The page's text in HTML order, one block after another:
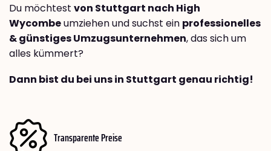
Du möchtest von Stuttgart nach High
Wycombeumziehen und suchst ein professionelles
& günstiges Umzugsunternehmen, das sich um
alles kümmert?
Dann bist du bei uns in Stuttgart genau richtig!
Transparente Preise